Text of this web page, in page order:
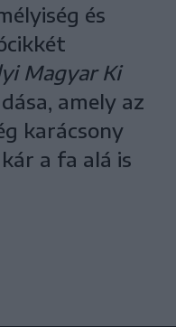
és
Magyar Ki
amely az
karácsony
a fa alá is